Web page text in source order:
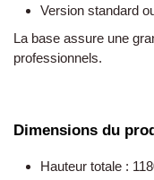
Version standard
La base assure une
professionnels.
Dimensions du
Hauteur totale :